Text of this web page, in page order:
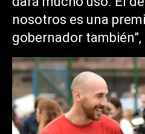
nosotros es una
gobernador